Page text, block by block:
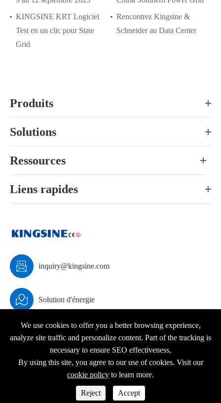
KINGSINE KRT Logiciel
Test en un clic pour State
Grid
Rencontrez Kingsine &
Schneider au Data Center
Produits
Solutions
Ressources
Liens rapides
 inquiry@kingsine.com
 Solution d'énergie
Droit d'auteur © KINGSINE Electric
Tous droits réservés.
Politique de confidentialité
We use cookies to offer you a better browsing experience,
analyze site traffic and personalize content. Part of the tracking is
necessary to ensure SEO effectiveness,
By using this site, you agree to our use of cookies. Visit our
cookie policy to learn more.
Reject Accept